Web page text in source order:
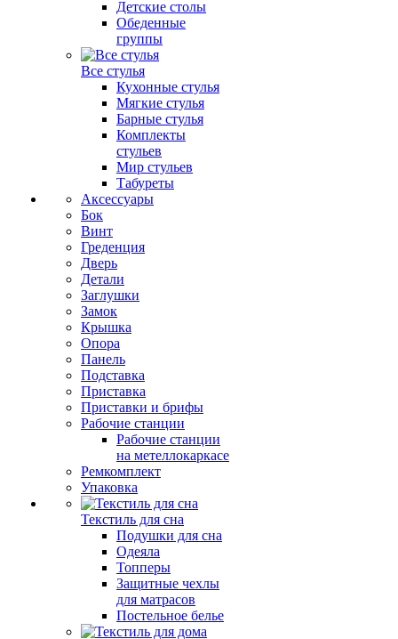
Детские столы
Обеденные
группы
Все стулья
Кухонные стулья
Мягкие стулья
Барные стулья
Комплекты
стульев
Мир стульев
Табуреты
Аксессуары
Бок
Винт
Греденция
Дверь
Детали
Заглушки
Замок
Крышка
Опора
Панель
Подставка
Приставка
Приставки и брифы
Рабочие станции
Рабочие станции
на метеллокаркасе
Ремкомплект
Упаковка
Текстиль для сна
Подушки для сна
Одеяла
Топперы
Защитные чехлы
для матрасов
Постельное белье